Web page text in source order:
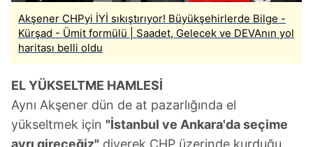
Akşener CHPyi İYİ sıkıştırıyor! Büyükşehirlerde Bilge -
Kürşad - Ümit formülü | Saadet, Gelecek ve DEVAnın yol
haritası belli oldu
EL YÜKSELTME HAMLESİ
Aynı Akşener dün de at pazarlığında el
yükseltmek için "İstanbul ve Ankara'da seçime
ayrı gireceğiz" diyerek CHP üzerinde kurduğu